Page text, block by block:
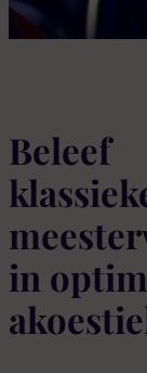
Beleef
in